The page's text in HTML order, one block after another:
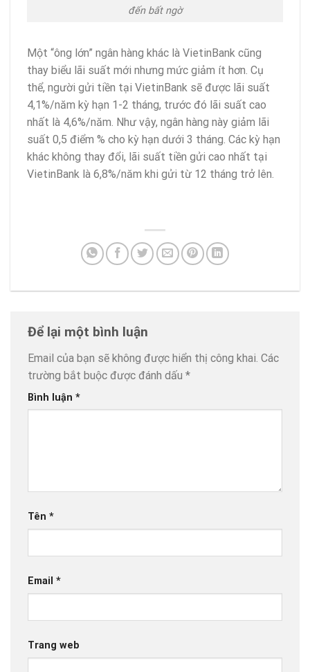
đến bất ngờ
Một “ông lớn” ngân hàng khác là VietinBank cũng
thay biểu lãi suất mới nhưng mức giảm ít hơn. Cụ
thể, người gửi tiền tại VietinBank sẽ được lãi suất
4,1%/năm kỳ hạn 1-2 tháng, trước đó lãi suất cao
nhất là 4,6%/năm. Như vậy, ngân hàng này giảm lãi
suất 0,5 điểm % cho kỳ hạn dưới 3 tháng. Các kỳ hạn
khác không thay đổi, lãi suất tiền gửi cao nhất tại
VietinBank là 6,8%/năm khi gửi từ 12 tháng trở lên.
Để lại một bình luận
Email của bạn sẽ không được hiển thị công khai. Các
trường bắt buộc được đánh dấu *
Bình luận *
Tên *
Email *
Trang web